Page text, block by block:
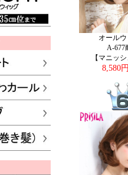
オール
A-677
【マニッ
8,580